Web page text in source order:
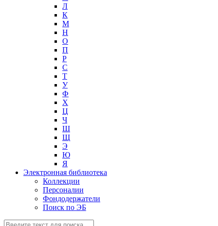
Л
К
М
Н
О
П
Р
С
Т
У
Ф
Х
Ц
Ч
Ш
Щ
Э
Ю
Я
Электронная библиотека
Коллекции
Персоналии
Фондодержатели
Поиск по ЭБ